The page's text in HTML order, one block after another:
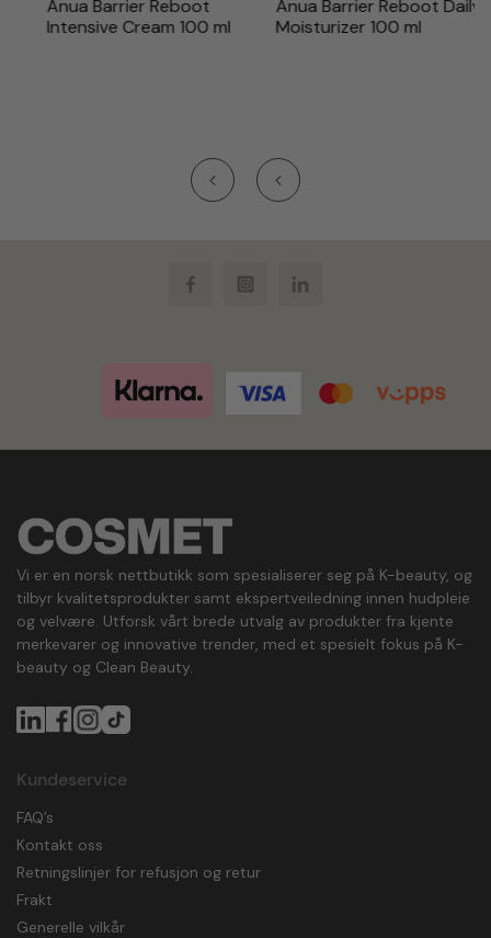
Anua Barrier Reboot
Intensive Cream 100 ml
Anua Barrier Reboot Daily
Moisturizer 100 ml
FacebookInstagramLinkedIn
Vi er en norsk nettbutikk som spesialiserer seg på K-beauty, og
tilbyr kvalitetsprodukter samt ekspertveiledning innen hudpleie
og velvære. Utforsk vårt brede utvalg av produkter fra kjente
merkevarer og innovative trender, med et spesielt fokus på K-
beauty og Clean Beauty.
Kundeservice
FAQ’s
Kontakt oss
Retningslinjer for refusjon og retur
Frakt
Generelle vilkår